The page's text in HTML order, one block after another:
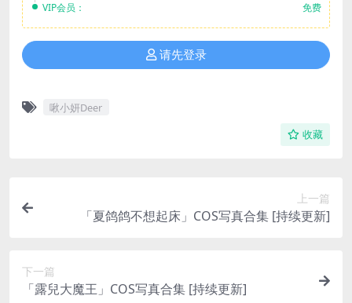
VIP会员：
免费
请先登录
啾小妍Deer
收藏
上一篇
「夏鸽鸽不想起床」COS写真合集 [持续更新]
下一篇
「露兒大魔王」COS写真合集 [持续更新]